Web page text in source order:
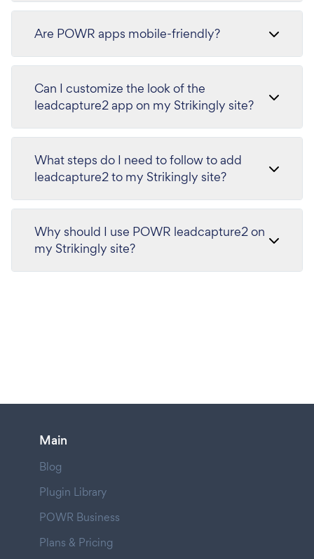
Are POWR apps mobile-friendly?
Can I customize the look of the
leadcapture2 app on my Strikingly site?
What steps do I need to follow to add
leadcapture2 to my Strikingly site?
Why should I use POWR leadcapture2 on
my Strikingly site?
Main
Blog
Plugin Library
POWR Business
Plans & Pricing